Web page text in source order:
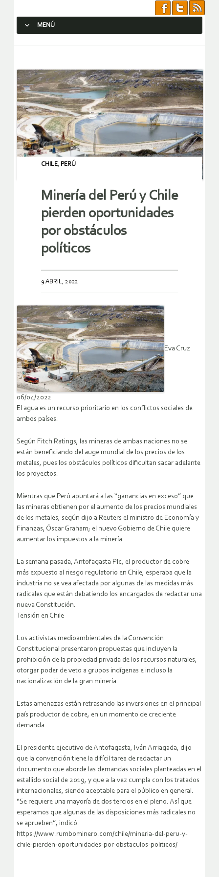
MENÚ
CHILE, PERÚ
Minería del Perú y Chile
pierden oportunidades
por obstáculos
políticos
9 ABRIL, 2022
Eva Cruz
06/04/2022
El agua es un recurso prioritario en los conflictos sociales de
ambos países.
Según Fitch Ratings, las mineras de ambas naciones no se
están beneficiando del auge mundial de los precios de los
metales, pues los obstáculos políticos dificultan sacar adelante
los proyectos.
Mientras que Perú apuntará a las “ganancias en exceso” que
las mineras obtienen por el aumento de los precios mundiales
de los metales, según dijo a Reuters el ministro de Economía y
Finanzas, Óscar Graham; el nuevo Gobierno de Chile quiere
aumentar los impuestos a la minería.
La semana pasada, Antofagasta Plc, el productor de cobre
más expuesto al riesgo regulatorio en Chile, esperaba que la
industria no se vea afectada por algunas de las medidas más
radicales que están debatiendo los encargados de redactar una
nueva Constitución.
Tensión en Chile
Los activistas medioambientales de la Convención
Constitucional presentaron propuestas que incluyen la
prohibición de la propiedad privada de los recursos naturales,
otorgar poder de veto a grupos indígenas e incluso la
nacionalización de la gran minería.
Estas amenazas están retrasando las inversiones en el principal
país productor de cobre, en un momento de creciente
demanda.
El presidente ejecutivo de Antofagasta, Iván Arriagada, dijo
que la convención tiene la difícil tarea de redactar un
documento que aborde las demandas sociales planteadas en el
estallido social de 2019, y que a la vez cumpla con los tratados
internacionales, siendo aceptable para el público en general.
“Se requiere una mayoría de dos tercios en el pleno. Así que
esperamos que algunas de las disposiciones más radicales no
se aprueben”, indicó.
https://www.rumbominero.com/chile/mineria-del-peru-y-
chile-pierden-oportunidades-por-obstaculos-politicos/